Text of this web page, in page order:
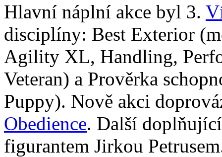
Hlavní náplní akce byl 3.
disciplíny: Best Exterior
Agility XL, Handling,
Veteran) a Prověrka
Puppy). Nově akci
Obedience. Další
figurantem Jirkou